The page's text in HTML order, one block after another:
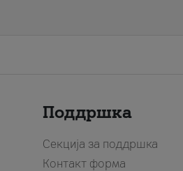
Поддршка
Секција за поддршка
Контакт форма